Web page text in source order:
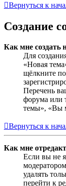
Вернуться к
Создание
Как мне создать
Для
«Новая
щёлкните
Перечень
форума или
темы», «Вы
Вернуться к
Как мне
Если вы не
удалять
перейти к